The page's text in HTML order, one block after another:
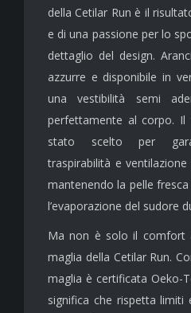
della Cetilar Run è il
e di una passione per lo
dettaglio del design.
azzurre e disponibile in
una vestibilità semi
perfettamente al corpo.
stato scelto per
traspirabilità e ventilazione
mantenendo la pelle
l’evaporazione del sudore
Ma non è solo il comfort
maglia della Cetilar Run.
maglia è certificata Oeko-
significa che rispetta limiti